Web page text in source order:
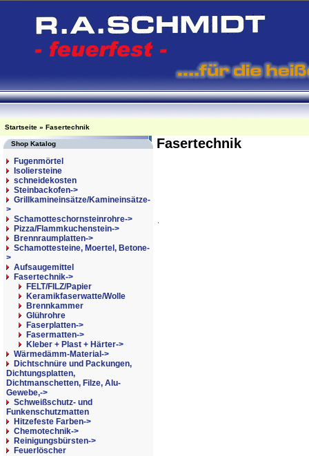
Startseite » Fasertechnik
Shop Katalog
Fugenmörtel
Isoliersteine
schneidekosten
Steinbackofen->
Grillkamineinsätze/Kamineinsätze-
>
Schamotteschornsteinrohre->
Pizza/Flammkuchenstein->
Brennraumplatten->
Schamottesteine, Moertel, Betone-
>
Aufsaugemittel
Fasertechnik->
FELT/FILZ/Papier
Keramikfaserwatte/Wolle
Brennkammer
Glührohre
Faserplatten->
Fasermatten->
Kleber + Plast + Härter->
Wärmedämm-Material->
Dichtschnüre und Packungen,
Dichtungsplatten,
Dichtmanschetten, Filze, Alu-
Gewebe,->
Schweißschutz- und
Funkenschutzmatten
Hitzefeste Farben->
Chemotechnik->
Reinigungsbürsten->
Feuerlöscher
Fasertechnik